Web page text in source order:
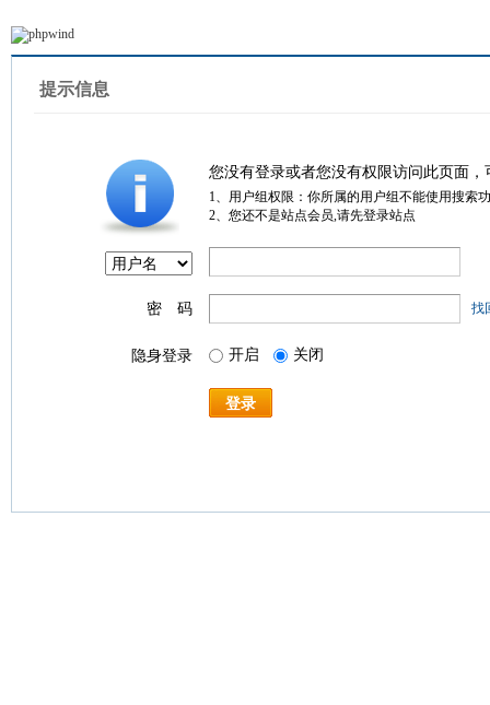
提示信息
您没有登录或者您没有权限访问此页面
1、用户组权限：你所属的用户组不能使用搜索
2、您还不是站点会员,请先登录站点
密 码 找
隐身登录 开启 关闭
登录